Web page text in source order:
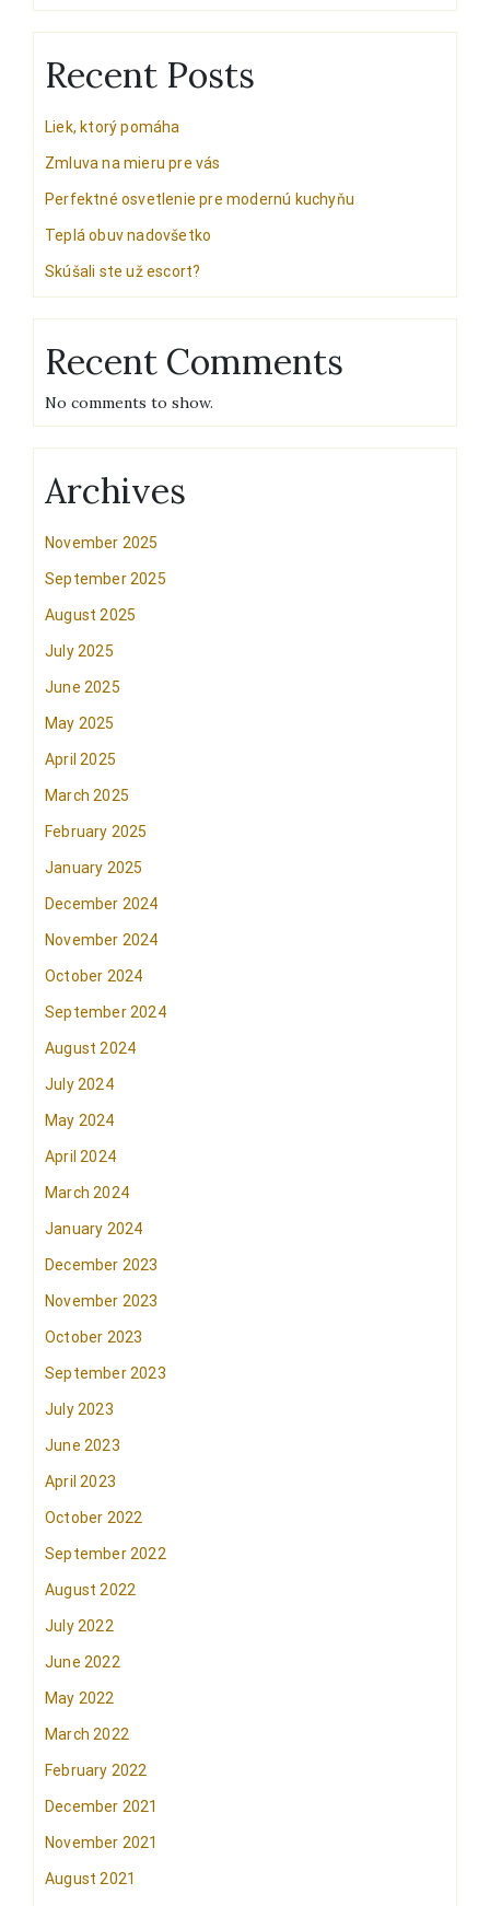
Recent Posts
Liek, ktorý pomáha
Zmluva na mieru pre vás
Perfektné osvetlenie pre modernú kuchyňu
Teplá obuv nadovšetko
Skúšali ste už escort?
Recent Comments
No comments to show.
Archives
November 2025
September 2025
August 2025
July 2025
June 2025
May 2025
April 2025
March 2025
February 2025
January 2025
December 2024
November 2024
October 2024
September 2024
August 2024
July 2024
May 2024
April 2024
March 2024
January 2024
December 2023
November 2023
October 2023
September 2023
July 2023
June 2023
April 2023
October 2022
September 2022
August 2022
July 2022
June 2022
May 2022
March 2022
February 2022
December 2021
November 2021
August 2021